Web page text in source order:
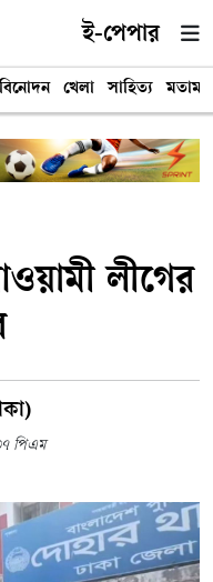
ই-পেপার
বিনোদন খেলা সাহিত্য মতামত
লীগের
পিএম